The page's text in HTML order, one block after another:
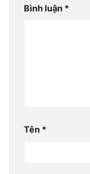
Bình luận *
Tên *